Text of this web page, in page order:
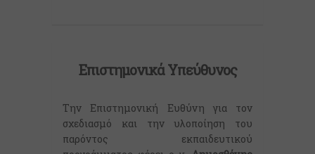
Επιστημονικά Υπεύθυνος
Την Επιστημονική Ευθύνη για τον
σχεδιασμό και την υλοποίηση του
παρόντος εκπαιδευτικού